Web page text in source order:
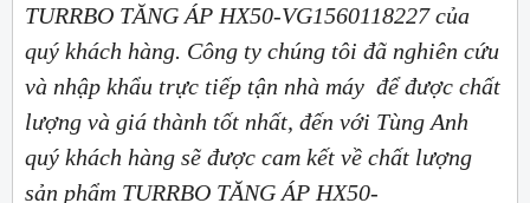
TURRBO TĂNG ÁP HX50-VG1560118227 của
quý khách hàng. Công ty chúng tôi đã nghiên cứu
và nhập khẩu trực tiếp tận nhà máy để được chất
lượng và giá thành tốt nhất, đến với Tùng Anh
quý khách hàng sẽ được cam kết về chất lượng
sản phẩm TURRBO TĂNG ÁP HX50-